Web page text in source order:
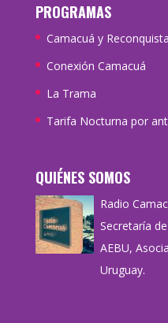
PROGRAMAS
Camacuá y Reconquista
Conexión Camacuá
La Trama
Tarifa Nocturna por
QUIÉNES SOMOS
Radio
Secretaría
AEBU,
Uruguay.